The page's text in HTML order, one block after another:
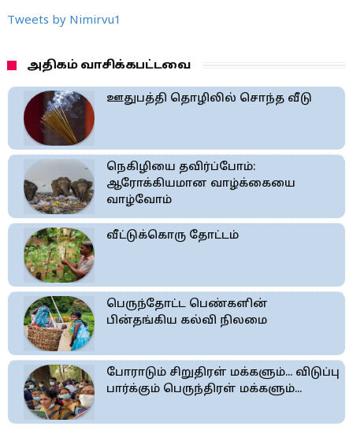
Tweets by Nimirvu1
அதிகம் வாசிக்கபட்டவை
ஊதுபத்தி தொழிலில் சொந்த வீடு
நெகிழியை தவிர்ப்போம்:
ஆரோக்கியமான வாழ்க்கையை
வாழ்வோம்
வீட்டுக்கொரு தோட்டம்
பெருந்தோட்ட பெண்களின்
பின்தங்கிய கல்வி நிலமை
போராடும் சிறுதிரள் மக்களும்... விடுப்பு
பார்க்கும் பெருந்திரள் மக்களும்...